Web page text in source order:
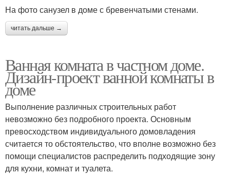
На фото санузел в доме с бревенчатыми стенами.
читать дальше →
Ванная комната в частном доме.
Дизайн-проект ванной комнаты в
доме
Выполнение различных строительных работ
невозможно без подробного проекта. Основным
превосходством индивидуального домовладения
считается то обстоятельство, что вполне возможно без
помощи специалистов распределить подходящие зону
для кухни, комнат и туалета.